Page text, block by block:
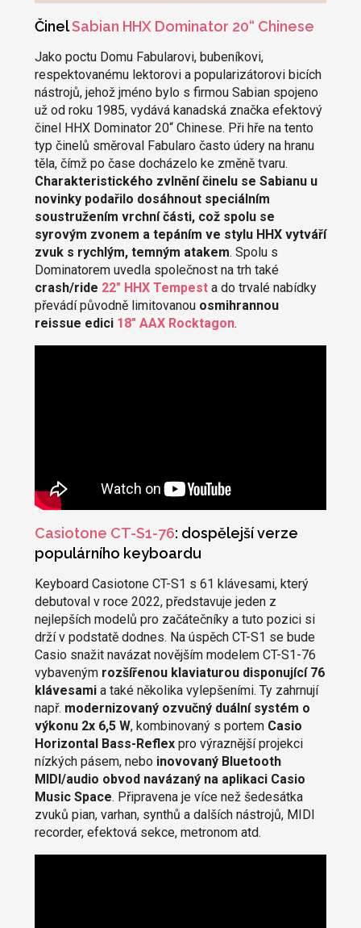
ČinelSabian HHX Dominator 20“ Chinese
Jako poctu Domu Fabularovi, bubeníkovi,
respektovanému lektorovi a popularizátorovi bicích
nástrojů, jehož jméno bylo s firmou Sabian spojeno
už od roku 1985, vydává kanadská značka efektový
činel HHX Dominator 20“ Chinese. Při hře na tento
typ činelů směroval Fabularo často údery na hranu
těla, čímž po čase docházelo ke změně tvaru.
Charakteristického zvlnění činelu se Sabianu u
novinky podařilo dosáhnout speciálním
soustružením vrchní části, což spolu se
syrovým zvonem a tepáním ve stylu HHX vytváří
zvuk s rychlým, temným atakem. Spolu s
Dominatorem uvedla společnost na trh také
crash/ride 22" HHX Tempesta do trvalé nabídky
převádí původně limitovanou osmihrannou
reissue edici 18" AAX Rocktagon.
Casiotone CT-S1-76: dospělejší verze
populárního keyboardu
Keyboard Casiotone CT-S1 s 61 klávesami, který
debutoval v roce 2022, představuje jeden z
nejlepších modelů pro začátečníky a tuto pozici si
drží v podstatě dodnes. Na úspěch CT-S1 se bude
Casio snažit navázat novějším modelem CT-S1-76
vybaveným rozšířenou klaviaturou disponující 76
klávesami a také několika vylepšeními. Ty zahrnují
např. modernizovaný ozvučný duální systém o
výkonu 2x 6,5 W, kombinovaný s portem Casio
Horizontal Bass-Reflexpro výraznější projekci
nízkých pásem, nebo inovovaný Bluetooth
MIDI/audio obvod navázaný na aplikaci Casio
Music Space. Připravena je více než šedesátka
zvuků pian, varhan, synthů a dalších nástrojů, MIDI
recorder, efektová sekce, metronom atd.